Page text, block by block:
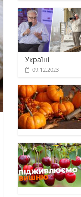
Україні
09.12.2023